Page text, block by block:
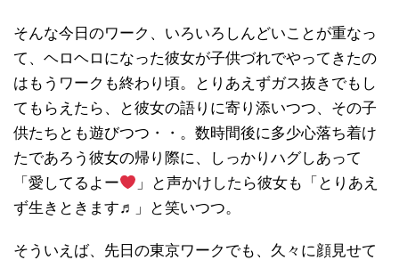
そんな今日のワーク、いろいろしんどいことが重なっ
て、ヘロヘロになった彼女が子供づれでやってきたの
はもうワークも終わり頃。とりあえずガス抜きでもし
てもらえたら、と彼女の語りに寄り添いつつ、その子
供たちとも遊びつつ・・。数時間後に多少心落ち着け
たであろう彼女の帰り際に、しっかりハグしあって
「愛してるよー
」と声かけしたら彼女も「とりあえ
ず生きときます♬」と笑いつつ。
そういえば、先日の東京ワークでも、久々に顔見せて